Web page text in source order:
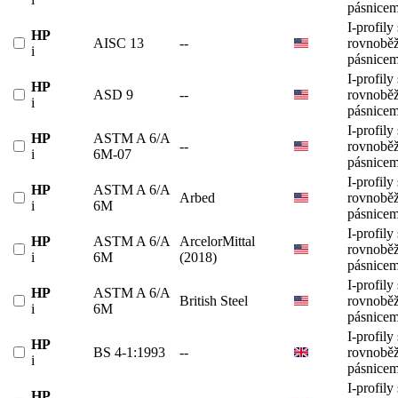
HP
i
AISC 13 --
I-profily
HP
i
ASD 9 --
I-profily
HP
i
ASTM A 6/A
6M-07
--
I-profily
HP
i
ASTM A 6/A
6M
Arbed
I-profily
HP
i
ASTM A 6/A
6M
ArcelorMittal
(2018)
I-profily
HP
i
ASTM A 6/A
6M
British Steel
I-profily
HP
i
BS 4-1:1993 --
I-profily
I-profily